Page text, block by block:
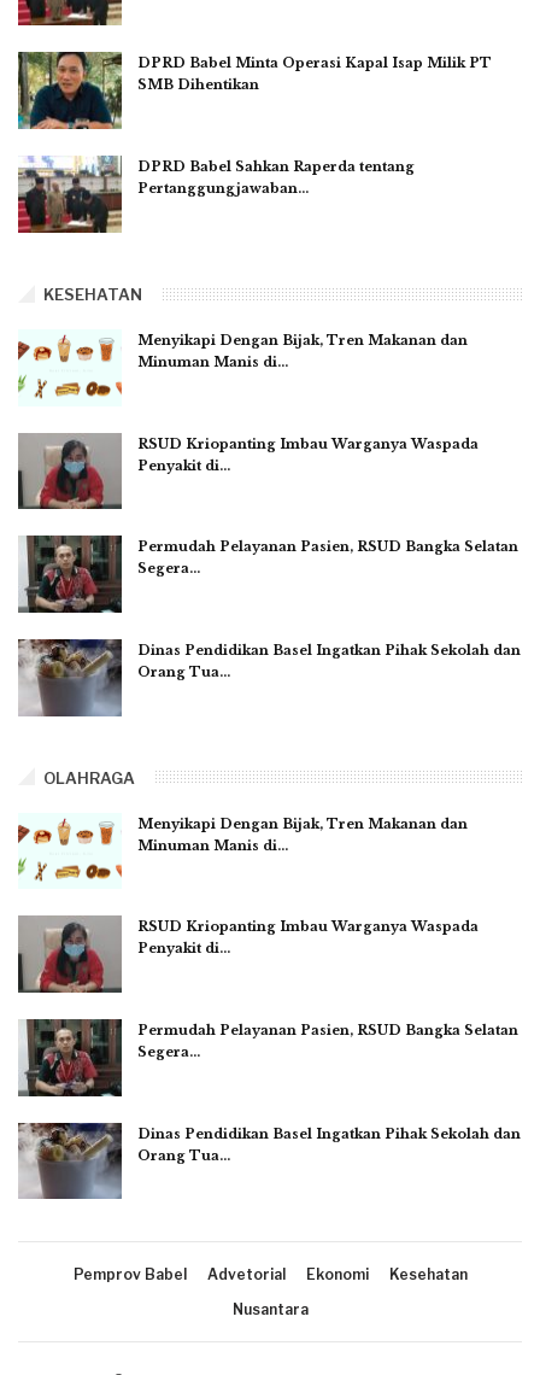
DPRD Babel Minta Operasi Kapal Isap Milik PT
SMB Dihentikan
DPRD Babel Sahkan Raperda tentang
Pertanggungjawaban…
KESEHATAN
Menyikapi Dengan Bijak, Tren Makanan dan
Minuman Manis di…
RSUD Kriopanting Imbau Warganya Waspada
Penyakit di…
Permudah Pelayanan Pasien, RSUD Bangka Selatan
Segera…
Dinas Pendidikan Basel Ingatkan Pihak Sekolah dan
Orang Tua…
OLAHRAGA
Menyikapi Dengan Bijak, Tren Makanan dan
Minuman Manis di…
RSUD Kriopanting Imbau Warganya Waspada
Penyakit di…
Permudah Pelayanan Pasien, RSUD Bangka Selatan
Segera…
Dinas Pendidikan Basel Ingatkan Pihak Sekolah dan
Orang Tua…
Pemprov Babel Advetorial Ekonomi
Kesehatan
Nusantara